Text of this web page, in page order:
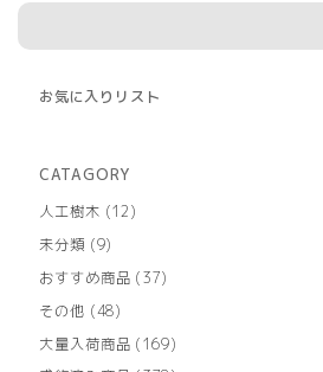
お気に入りリスト
CATAGORY
人工樹木
1212
商
未分類 99
の
商
おすすめ商品 3737
商
その他 4848
の
大量入荷商品 169169